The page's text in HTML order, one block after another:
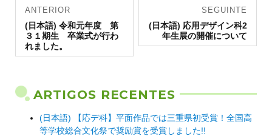
Navegação
de artigos
ANTERIOR
Artigo
anterior:
(日本語) 令和元年度 第
３１期生 卒業式が行わ
れました。
SEGUINTE
Artigo
seguinte:
(日本語) 応用デザイン科2
年生展の開催について
ARTIGOS RECENTES
(日本語) 【応デ科】平面作品では三重県初受賞！全国高
等学校総合文化祭で奨励賞を受賞しました!!